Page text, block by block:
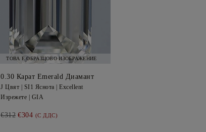
ТОВА Е ОБРАЗЦОВО ИЗОБРАЖЕНИЕ
0.30 Карат Emerald Диамант
J Цвят | SI1 Яснота | Excellent
Изрежете | GIA
€312 €304 (С ДДС)